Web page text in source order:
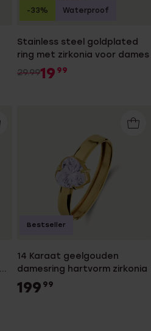
Stainless steel goldplated
ring met zirkonia voor dames
29.9919 99
-33% Waterproof
14 Karaat geelgouden
damesring hartvorm zirkonia
199 99
Bestseller